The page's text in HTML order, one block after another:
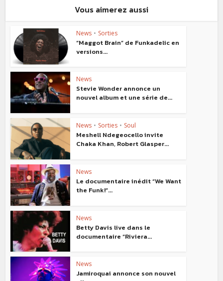
Vous aimerez aussi
News • Sorties
“Maggot Brain” de Funkadelic en
versions...
News
Stevie Wonder annonce un
nouvel album et une série de...
News • Sorties • Soul
Meshell Ndegeocello invite
Chaka Khan, Robert Glasper...
News
Le documentaire inédit “We Want
the Funk!”...
News
Betty Davis live dans le
documentaire “Riviera...
News
Jamiroquai annonce son nouvel